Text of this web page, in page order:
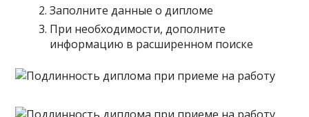
Заполните данные о дипломе
При необходимости, дополните
информацию в расширенном поиске